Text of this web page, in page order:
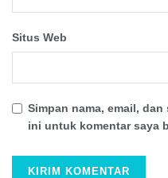
Situs Web
Simpan nama, email,
ini untuk komentar saya